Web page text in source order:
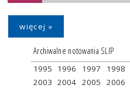
więcej »
Archiwalne notowania SLIP
1995 1996 1997 1998
2003 2004 2005 2006